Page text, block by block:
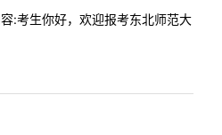
:考生你好，欢迎报考东北师范大